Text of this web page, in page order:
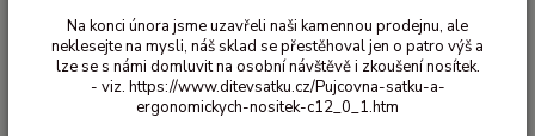
122/128
Upřesnit parametry
Na konci února jsme uzavřeli naši kamennou prodejnu, ale
neklesejte na mysli, náš sklad se přestěhoval jen o patro výš a
lze se s námi domluvit na osobní návštěvě i zkoušení nosítek.
- viz. https://www.ditevsatku.cz/Pujcovna-satku-a-
ergonomickych-nositek-c12_0_1.htm